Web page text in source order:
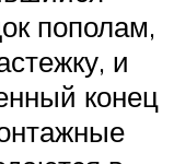
пополам,
и
конец